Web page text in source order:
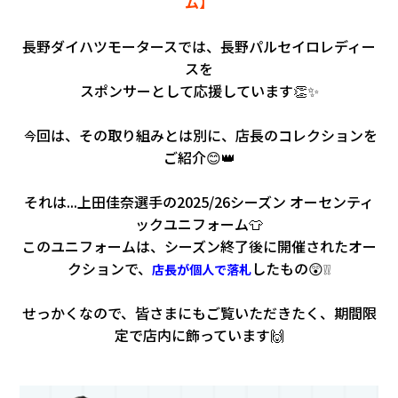
長野ダイハツモータースでは、長野パルセイロレディー
スを
スポンサーとして応援しています👏✨
今回は、その取り組みとは別に、店長のコレクションを
ご紹介😊👑
それは...上田佳奈選手の2025/26シーズン オーセンティ
ックユニフォーム👕
このユニフォームは、シーズン終了後に開催されたオー
クションで、 店長が個人で落札 したもの😲❕❕
せっかくなので、皆さまにもご覧いただきたく、期間限
定で店内に飾っています🙌